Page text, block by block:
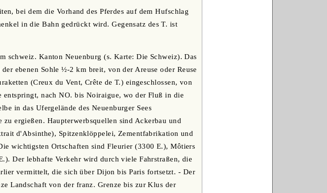
bei dem die Vorhand des Pferdes auf dem Hufschlag
in die Bahn gedrückt wird. Gegensatz des T. ist
schweiz. Kanton Neuenburg (s. Karte: Die Schweiz). Das
ebenen Sohle ½-2 km breit, von der Areuse oder Reuse
(Creux du Vent, Crête de T.) eingeschlossen, von
entspringt, nach NO. bis Noiraigue, wo der Fluß in die
in das Ufergelände des Neuenburger Sees
ergießen. Haupterwerbsquellen sind Ackerbau und
d'Absinthe), Spitzenklöppelei, Zementfabrikation und
wichtigsten Ortschaften sind Fleurier (3300 E.), Môtiers
Der lebhafte Verkehr wird durch viele Fahrstraßen, die
vermittelt, die sich über Dijon bis Paris fortsetzt. - Der
Landschaft von der franz. Grenze bis zur Klus der